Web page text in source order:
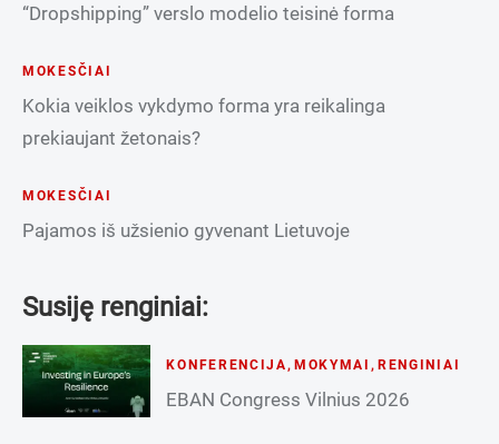
“Dropshipping” verslo modelio teisinė forma
MOKESČIAI
Kokia veiklos vykdymo forma yra reikalinga
prekiaujant žetonais?
MOKESČIAI
Pajamos iš užsienio gyvenant Lietuvoje
Susiję renginiai:
KONFERENCIJA , MOKYMAI , RENGINIAI
EBAN Congress Vilnius 2026